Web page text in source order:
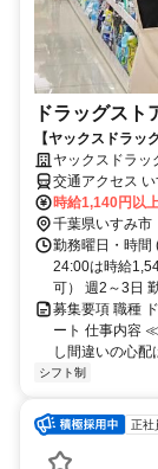
ドラッグスト
【ヤックスドラ
に合わせて働けま
ヤックスドラッ
交通アクセス
時給1,140円以
千葉県いすみ市
勤務曜日・時
24:00は時給
可） 週2～3日
募集要項 職種
ート 仕事内容
し間違いの心配
シフト制
正社